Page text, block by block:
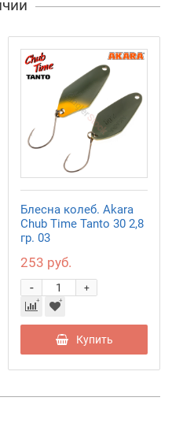
Блесна колеб. Akara
Chub Time Tanto 30 2,8
гр. 03
253 руб.
+
-
Купить